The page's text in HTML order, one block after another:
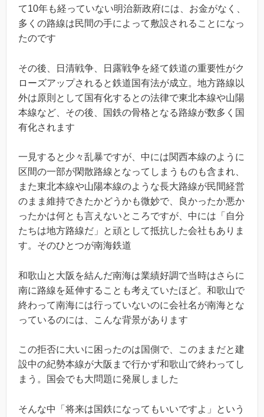
て10年も経っていない明治新政府には、お金がなく、
多くの路線は民間の手によって敷設されることになっ
たのです
その後、日清戦争、日露戦争を経て鉄道の重要性がク
ローズアップされると鉄道国有法が成立。地方路線以
外は原則として国有化するとの法律で東北本線や山陽
本線など、その後、国鉄の骨格となる路線が数多く国
有化されます
一見すると少々乱暴ですが、中には関西本線のように
区間の一部が閑散路線となってしまうものも含まれ、
また東北本線や山陽本線のような長大路線が民間経営
のまま維持できたかどうかも微妙で、良かったか悪か
ったかは何とも言えないところですが、中には「自分
たちは地方路線だ」と頑として抵抗した会社もありま
す。そのひとつが南海鉄道
和歌山と大阪を結んだ南海は業績好調で当時はさらに
南に路線を延伸することも考えていたほど。和歌山で
終わって南海には行っていないのに会社名が南海とな
っているのには、こんな背景があります
この拒否に大いに困ったのは国側で、このままだと建
設中の紀勢本線が大阪まで行かず和歌山で終わってし
まう。国会でも大問題に発展しました
そんな中「将来は国鉄になってもいいですよ」という